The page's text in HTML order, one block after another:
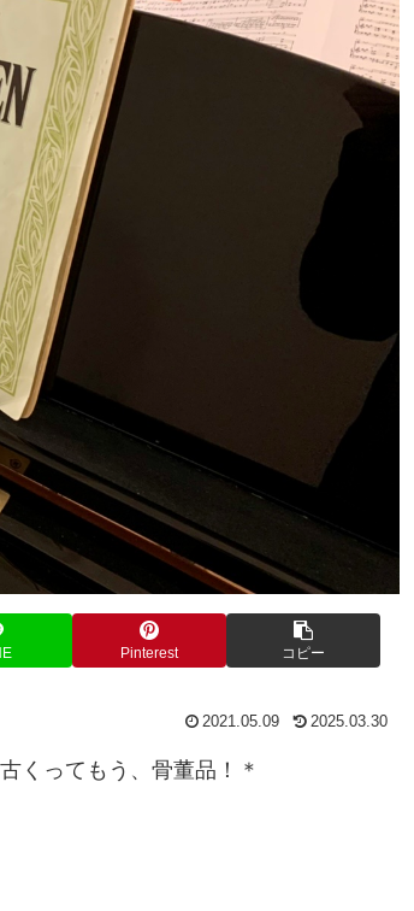
Pinterest コピー
2021.05.09 2025.03.30
くってもう、骨董品！＊